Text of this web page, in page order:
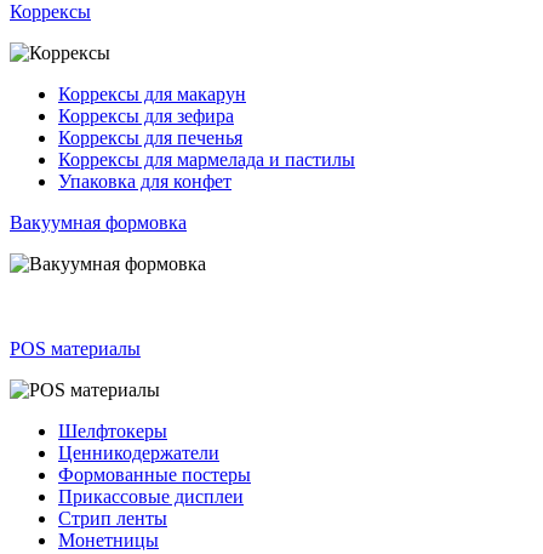
Коррексы
Коррексы для макарун
Коррексы для зефира
Коррексы для печенья
Коррексы для мармелада и пастилы
Упаковка для конфет
Вакуумная формовка
POS материалы
Шелфтокеры
Ценникодержатели
Формованные постеры
Прикассовые дисплеи
Стрип ленты
Монетницы